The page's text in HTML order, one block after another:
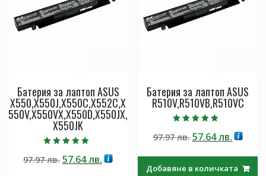
Батерия за лаптоп ASUS
X550,X550J,X550C,X552C,X
550V,X550VX,X550D,X550JX,
X550JK
5.00
от 5
97.97лв.Original
57.64лв.Текущата
Батерия за лаптоп ASUS
R510V,R510VB,R510VC
5.00
от 5
97.97лв. Original
57.64лв.
Добавяне в количката